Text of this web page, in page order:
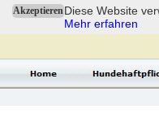
AkzeptierenDiese Website
Mehr erfahren